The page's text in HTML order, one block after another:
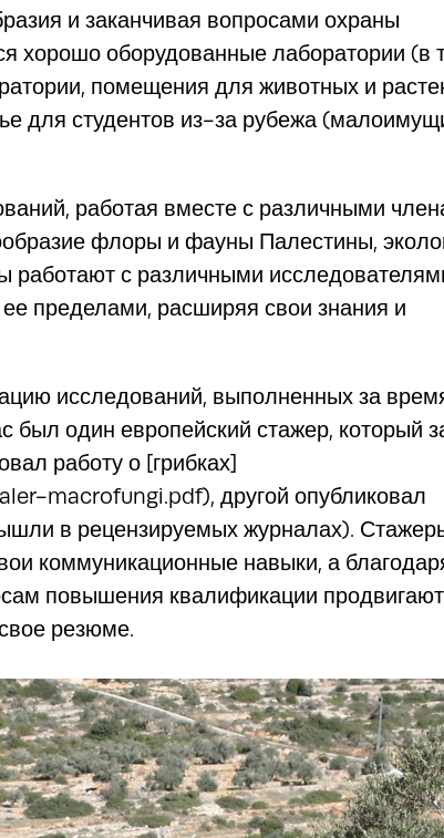
и заканчивая вопросами охраны
хорошо оборудованные лаборатории (в
помещения для животных и
для студентов из-за рубежа
работая вместе с различными
флоры и фауны Палестины,
работают с различными
пределами, расширяя свои знания и
исследований, выполненных за
был один европейский стажер, который
работу о [грибках]
macrofungi.pdf), другой опубликовал
в рецензируемых журналах).
коммуникационные навыки, а
повышения квалификации
резюме.